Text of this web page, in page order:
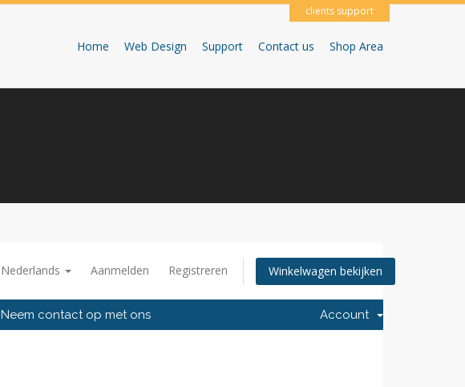
clients support
Home Web Design Support Contact us Shop Area
Nederlands Aanmelden Registreren Winkelwagen bekijken
Neem contact op met ons Account